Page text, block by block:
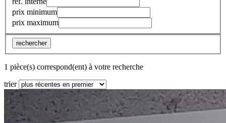
prix minimum
prix maximum
rechercher
1 pièce(s) correspond(ent) à votre recherche
trier